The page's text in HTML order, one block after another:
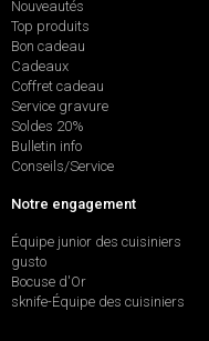
Nouveautés
Top produits
Bon cadeau
Cadeaux
Coffret cadeau
Service gravure
Soldes 20%
Bulletin info
Conseils/Service
Notre engagement
Équipe junior des cuisiniers
gusto
Bocuse d'Or
sknife-Équipe des cuisiniers